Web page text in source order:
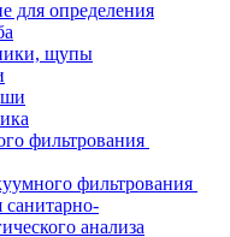
для определения
щупы
фильтрования
фильтрования
анализа